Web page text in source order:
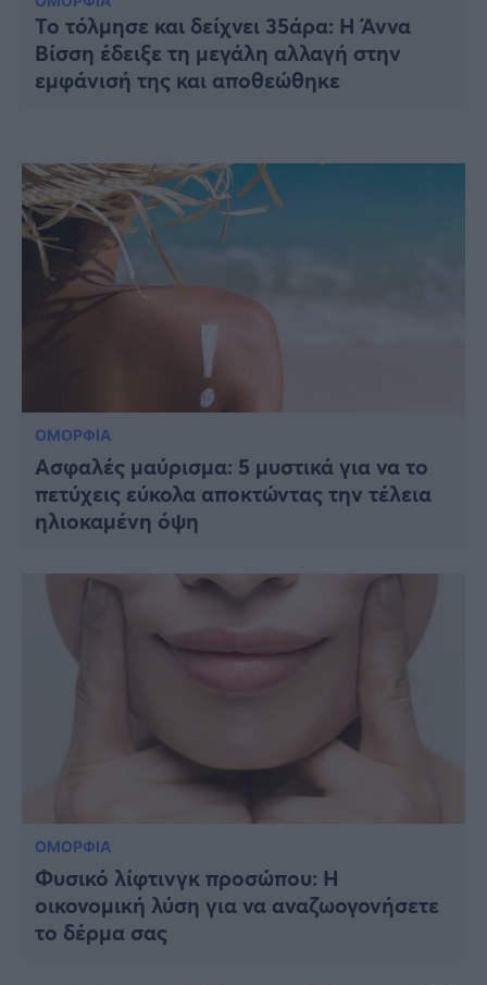
Υγεία
Γυναίκα
Καιρός
Viral
Pet
Το τόλμησε και δείχνει 35άρα: Η Άννα
Βίσση έδειξε τη μεγάλη αλλαγή στην
εμφάνισή της και αποθεώθηκε
ΟΜΟΡΦΙΑ
Ασφαλές μαύρισμα: 5 μυστικά για να το
πετύχεις εύκολα αποκτώντας την τέλεια
ηλιοκαμένη όψη
ΟΜΟΡΦΙΑ
Φυσικό λίφτινγκ προσώπου: Η
οικονομική λύση για να αναζωογονήσετε
το δέρμα σας